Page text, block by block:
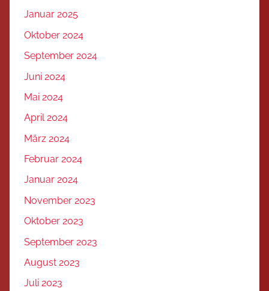
Januar 2025
Oktober 2024
September 2024
Juni 2024
Mai 2024
April 2024
März 2024
Februar 2024
Januar 2024
November 2023
Oktober 2023
September 2023
August 2023
Juli 2023